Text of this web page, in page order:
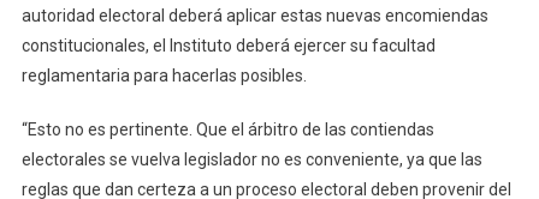
De
Mandato
autoridad electoral deberá aplicar estas nuevas encomiendas
constitucionales, el Instituto deberá ejercer su facultad
reglamentaria para hacerlas posibles.
“Esto no es pertinente. Que el árbitro de las contiendas
electorales se vuelva legislador no es conveniente, ya que las
reglas que dan certeza a un proceso electoral deben provenir del